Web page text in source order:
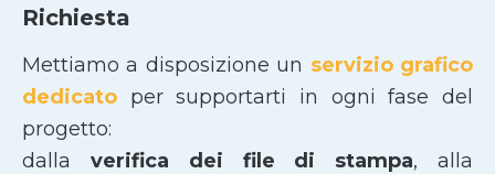
Richiesta
Mettiamo a disposizione un servizio grafico
dedicato per supportarti in ogni fase del
progetto:
dalla verifica dei file di stampa, alla